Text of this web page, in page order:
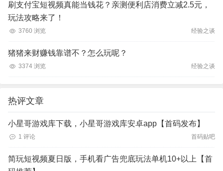
刷支付宝短视频真能当钱花？亲测便利店消费立减2.5元，
玩法攻略来了！
3760 浏览 经验之谈
猪猪来财赚钱靠谱不？怎么玩呢？
3374 浏览 经验之谈
热评文章
小星哥游戏库下载，小星哥游戏库安卓app【首码发布】
1 评论 首码贴吧
简玩短视频夏日版，手机看广告兜底玩法单机10+以上【首